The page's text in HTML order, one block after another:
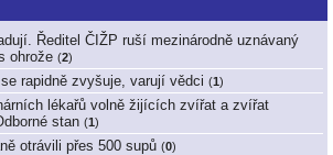
Ředitel ČIŽP ruší mezinárodně uznávaný
ohrože (2)
rapidně zvyšuje, varují vědci (1)
lékařů volně žijících zvířat a zvířat
stan (1)
otrávili přes 500 supů (0)